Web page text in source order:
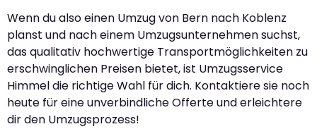
Wenn du also einen Umzug von Bern nach Koblenz
planst und nach einem Umzugsunternehmen suchst,
das qualitativ hochwertige Transportmöglichkeiten zu
erschwinglichen Preisen bietet, ist Umzugsservice
Himmel die richtige Wahl für dich. Kontaktiere sie noch
heute für eine unverbindliche Offerte und erleichtere
dir den Umzugsprozess!